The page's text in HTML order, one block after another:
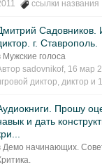
ссылки названия
Садовников.
г. Ставрополь.
Мужские голоса
sadovnikof, 16 мар
диктор, диктор и
Прошу
и дать
Демо начинающих.